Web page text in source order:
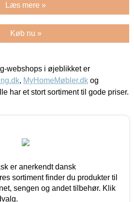
Læs mere »
Køb nu »
webshops i øjeblikket er
, MyHomeMøbler.dk og
har et stort sortiment til gode priser.
er anerkendt dansk
sortiment finder du produkter til
sengen og andet tilbehør. Klik